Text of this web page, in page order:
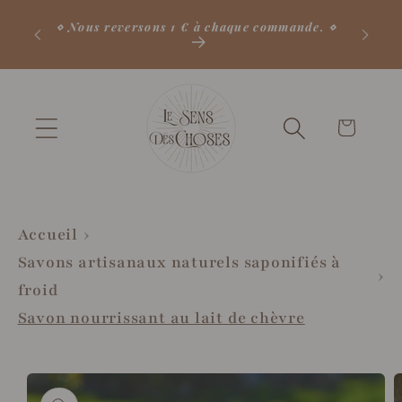
passer
au
contenu
⋄ Délai actuel de préparation des commandes
: 3 à 4 jours ⋄
panier
Accueil
Savons artisanaux naturels saponifiés à
froid
Savon nourrissant au lait de chèvre
Passer aux
informations